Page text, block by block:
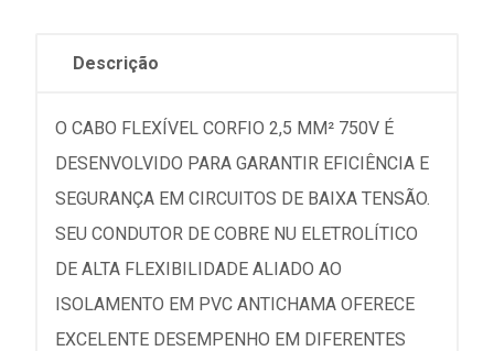
Descrição
O CABO FLEXÍVEL CORFIO 2,5 MM² 750V É
DESENVOLVIDO PARA GARANTIR EFICIÊNCIA E
SEGURANÇA EM CIRCUITOS DE BAIXA TENSÃO.
SEU CONDUTOR DE COBRE NU ELETROLÍTICO
DE ALTA FLEXIBILIDADE ALIADO AO
ISOLAMENTO EM PVC ANTICHAMA OFERECE
EXCELENTE DESEMPENHO EM DIFERENTES